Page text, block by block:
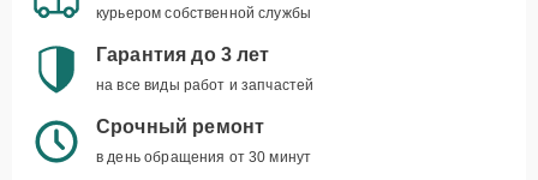
курьером собственной службы
Гарантия до 3 лет
на все виды работ и запчастей
Срочный ремонт
в день обращения от 30 минут